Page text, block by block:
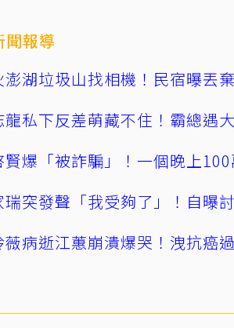
聞報導
澎湖垃圾山找相機！民宿曝丟
龍私下反差萌藏不住！霸總遇
賢爆「被詐騙」！一個晚上
瑞突發聲「我受夠了」！自曝
薇病逝江蕙崩潰爆哭！洩抗癌